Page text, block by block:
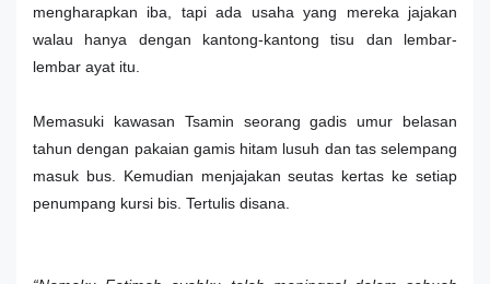
mengharapkan iba, tapi ada usaha yang mereka jajakan
walau hanya dengan kantong-kantong tisu dan lembar-
lembar ayat itu.
Memasuki kawasan Tsamin seorang gadis umur belasan
tahun dengan pakaian gamis hitam lusuh dan tas selempang
masuk bus. Kemudian menjajakan seutas kertas ke setiap
penumpang kursi bis. Tertulis disana.